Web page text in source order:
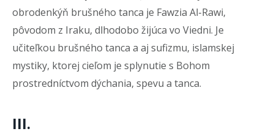
obrodenkýň brušného tanca je Fawzia Al-Rawi,
pôvodom z Iraku, dlhodobo žijúca vo Viedni. Je
učiteľkou brušného tanca a aj sufizmu, islamskej
mystiky, ktorej cieľom je splynutie s Bohom
prostredníctvom dýchania, spevu a tanca.
III.